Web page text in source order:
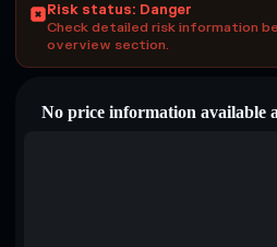
Risk status: Danger
Check detailed risk information
overview section.
No price information available